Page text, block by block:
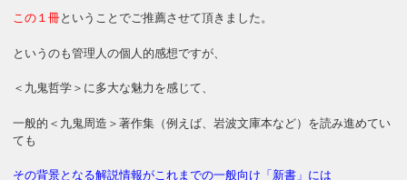
この１冊ということでご推薦させて頂きました。
というのも管理人の個人的感想ですが、
＜九鬼哲学＞に多大な魅力を感じて、
一般的＜九鬼周造＞著作集（例えば、岩波文庫本など）を読み進めてい
ても
その背景となる解説情報がこれまでの一般向け「新書」には